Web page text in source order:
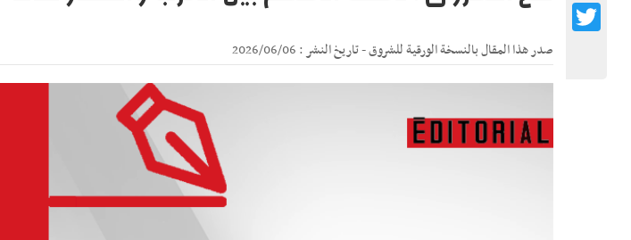
صدر هذا المقال بالنسخة الورقية للشروق - تاريخ النشر : 2026/06/06
Twitter